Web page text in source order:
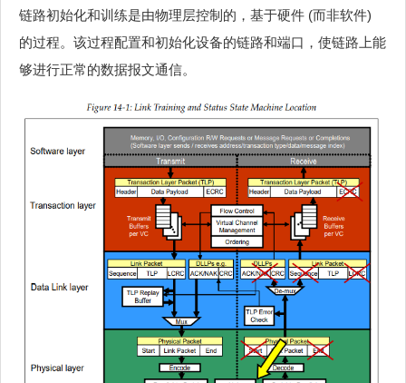
链路初始化和训练是由物理层控制的，基于硬件 (而非软件)
的过程。该过程配置和初始化设备的链路和端口，使链路上能
够进行正常的数据报文通信。